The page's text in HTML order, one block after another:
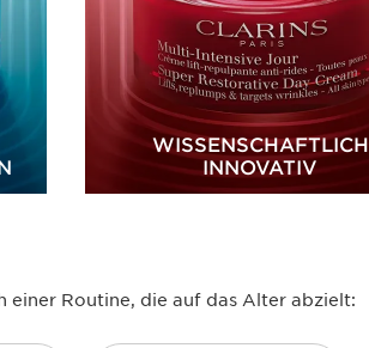
WISSENSCHAFTLICH
INNOVATIV
einer Routine, die auf das Alter abzielt: